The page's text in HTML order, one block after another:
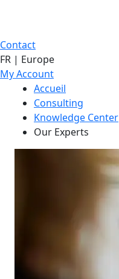
Contact
FR | Europe
My Account
Accueil
Consulting
Knowledge Center
Our Experts